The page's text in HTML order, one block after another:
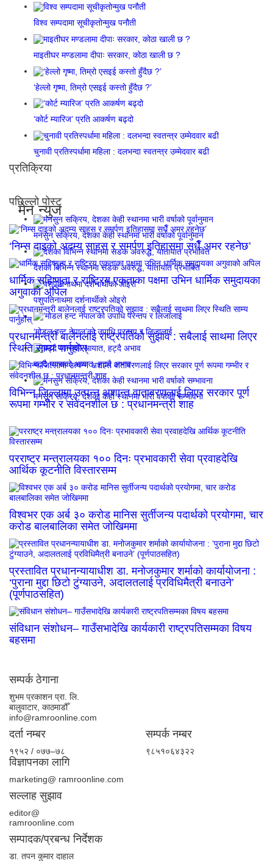
विश्व सम्पदामा सूचीकृतोन्मुख पनौती
माइतीघर मण्डलामा दीपाः सरकार, कोठा खाली छ ?
‘हेल्लो गृष्मा, तिम्रो एसइई कस्तो हुँदैछ ?’
‘कोर्ट म्यारिज’ प्रति आकर्षण बढ्दो
चुनावी प्रतिस्पर्धामा महिला : दलभन्दा स्वतन्त्र उम्मेदवार बढी
प्रतिक्रिया
पछिल्लो पोस्ट्
मनसुन सक्रिय, देशका केही स्थानमा भारी वर्षाको पूर्वानुमान
देशका विभिन्न स्थानमा सडक अवरुद्ध, यातायात प्रभावित
पशुपतिनाथमा दर्शनार्थीको ओइरो
‘मोडल हन्ट नेपाल’को उपाधि परन्तप र लिजालाई
बढ्दै ग्यासको आयात, हट्दै अभाव
मनसुन सक्रिय, देशका केही स्थानमा भारी वर्षाको सम्भावना
मेन न्युज
‘निम्स दाइको अदम्य साहस र समर्पण इतिहासमा सधैँ अमर रहनेछ’
धार्मिक सहिष्णुता र राष्ट्रिय एकताका पक्षमा उभिन धार्मिक समुदायका
अगुवाको अपिल
प्रधानमन्त्री बालेनलाई राष्ट्रपतिको सुझाव : सबैलाई साथमा लिएर
स्थिति साम्य पार्नुहोस्
विभिन्न जिल्लामा उत्पन्न अशान्त वातावरणलाई लिएर सरकार पूर्ण
रूपमा गम्भीर र संवेदनशील छ : प्रधानमन्त्री शाह
परराष्ट्र मन्त्रालयका १०० दिनः प्रभावकारी सेवा प्रवाहदेखि
आर्थिक कूटनीति विस्तारसम्म
विश्वभर एक अर्ब ३० करोड मानिस सुर्तीजन्य पदार्थको प्रयोगमा, चार
करोड बालबालिका समेत जोखिममा
प्रस्तावित प्रधानन्यायाधीश डा. मनोजकुमार शर्माको कार्यायोजना :
‘पुराना मुद्दा छिटो टुंग्याउने, अदालतलाई प्रविधिमैत्री बनाउने’
(पूर्णपाठसहित)
संविधान संशोधन– गाउँसभादेखि कार्यकारी राष्ट्रपतिसम्मका विषय
बहसमा
सम्पर्क ठेगाना
शुभम प्रकाशन प्रा. लि.
बालुवाटार, काठमाडौँ
info@ramroonline.com
दर्ता नम्बर
१९५२ / ०७७–७८
सम्पर्क नम्बर
९८५१०६४३२२
विज्ञापनका लागि
marketing@ ramroonline.com
सल्लाह सुझाव
editor@
ramroonline.com
सम्पादक/प्रबन्ध निर्देशक
डा. तपन कुमार दाहाल